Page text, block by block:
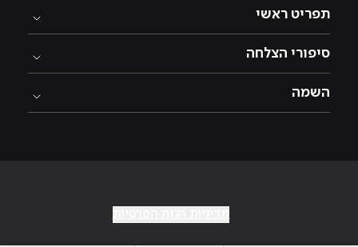
תפריט ראשי
סיפורי הצלחה
השמה